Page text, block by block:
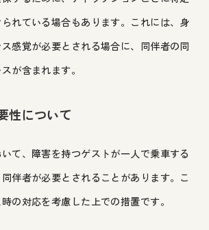
れている場合もあります。これには、身
感覚が必要とされる場合に、同伴者の同
が含まれます。
性について
て、障害を持つゲストが一人で乗車する
伴者が必要とされることがあります。こ
の対応を考慮した上での措置です。